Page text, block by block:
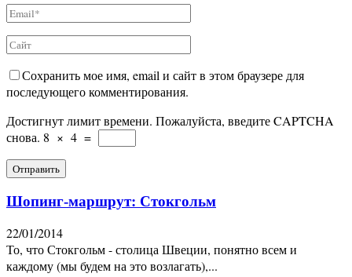
Сохранить мое имя, email и сайт в этом браузере для
последующего комментирования.
Достигнут лимит времени. Пожалуйста, введите CAPTCHA
снова. 8 × 4 =
Шопинг-маршрут: Стокгольм
22/01/2014
То, что Стокгольм - столица Швеции, понятно всем и
каждому (мы будем на это возлагать),...